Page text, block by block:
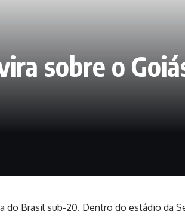
sobre o
Brasil sub-20. Dentro do estádio da